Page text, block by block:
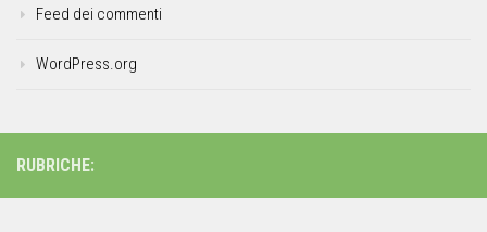
Feed dei commenti
WordPress.org
RUBRICHE: